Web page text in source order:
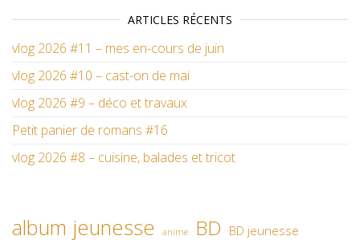
ARTICLES RÉCENTS
vlog 2026 #11 – mes en-cours de juin
vlog 2026 #10 – cast-on de mai
vlog 2026 #9 – déco et travaux
Petit panier de romans #16
vlog 2026 #8 – cuisine, balades et tricot
album jeunesse anime BD BD jeunesse